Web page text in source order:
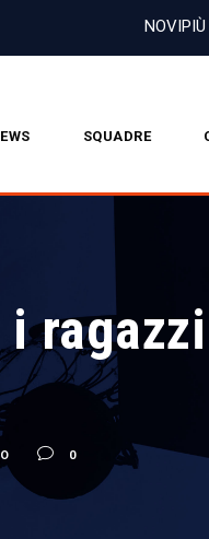
SQUADRE
0